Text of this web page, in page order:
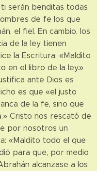
serán benditas todas
de fe los que
el fiel. En cambio, los
de la ley tienen
la Escritura: «Maldito
en el libro de la ley.»
ante Dios es
es que «el justo
de la fe, sino que
Cristo nos rescató de
por nosotros un
«Maldito todo el que
para que, por medio
alcanzase a los